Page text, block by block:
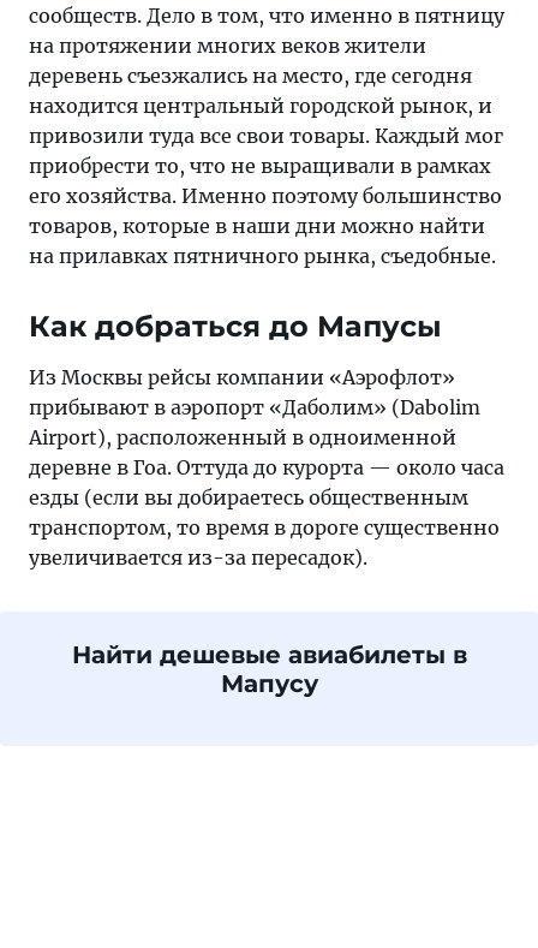
сообществ. Дело в том, что именно в пятницу
на протяжении многих веков жители
деревень съезжались на место, где сегодня
находится центральный городской рынок, и
привозили туда все свои товары. Каждый мог
приобрести то, что не выращивали в рамках
его хозяйства. Именно поэтому большинство
товаров, которые в наши дни можно найти
на прилавках пятничного рынка, съедобные.
Как добраться до Мапусы
Из Москвы рейсы компании «Аэрофлот»
прибывают в аэропорт «Даболим» (Dabolim
Airport), расположенный в одноименной
деревне в Гоа. Оттуда до курорта — около часа
езды (если вы добираетесь общественным
транспортом, то время в дороге существенно
увеличивается из-за пересадок).
Найти дешевые авиабилеты в
Мапусу